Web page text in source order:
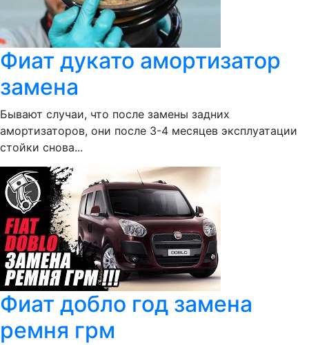
Фиат дукато амортизатор
замена
Бывают случаи, что после замены задних
амортизаторов, они после 3-4 месяцев эксплуатации
стойки снова...
Фиат добло год замена
ремня грм